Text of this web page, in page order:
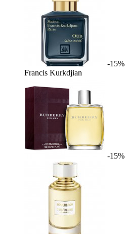
-15%
Francis Kurkdjian
-15%